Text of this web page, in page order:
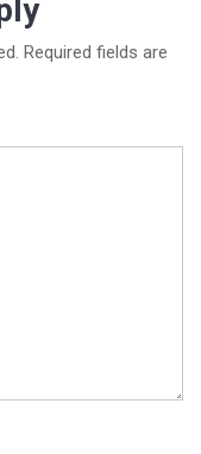
Required fields are